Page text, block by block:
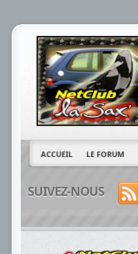
ACCUEIL LE FORUM
SUIVEZ-NOUS